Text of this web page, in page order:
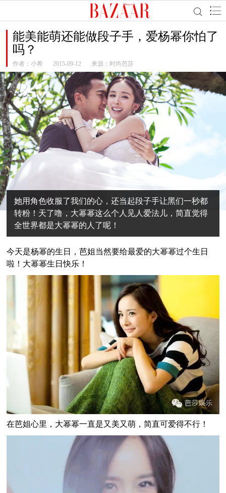
能美能萌还能做段子手，爱杨幂你怕了
吗？
作者： 小希 2015-09-12 来源：时尚芭莎
她用角色收服了我们的心，还当起段子手让黑们一秒都
转粉！天了噜，大幂幂这么个人见人爱法儿，简直觉得
全世界都是大幂幂的人了呢！
今天是杨幂的生日，芭姐当然要给最爱的大幂幂过个生日
啦！大幂幂生日快乐！
在芭姐心里，大幂幂一直是又美又萌，简直可爱得不行！